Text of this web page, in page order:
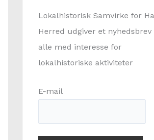
Lokalhistorisk Samvirke for
Herred udgiver et nyhedsbrev
alle med interesse for
lokalhistoriske aktiviteter
E-mail